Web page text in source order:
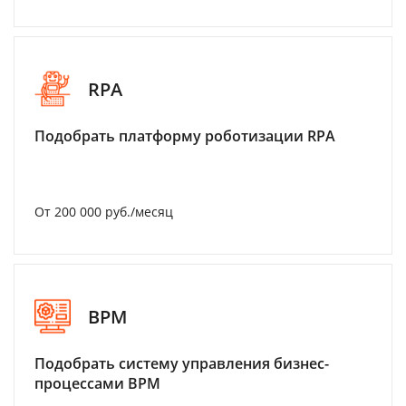
RPA
Подобрать платформу роботизации RPA
От 200 000 руб./месяц
BPM
Подобрать систему управления бизнес-
процессами BPM